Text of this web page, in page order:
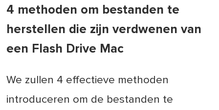
4 methoden om bestanden te
herstellen die zijn verdwenen van
een Flash Drive Mac
We zullen 4 effectieve methoden
introduceren om de bestanden te